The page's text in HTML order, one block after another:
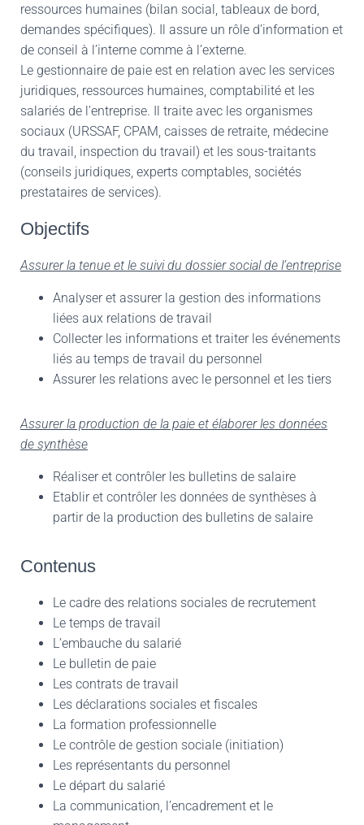
ressources humaines (bilan social, tableaux de bord,
demandes spécifiques). Il assure un rôle d’information et
de conseil à l’interne comme à l’externe.
Le gestionnaire de paie est en relation avec les services
juridiques, ressources humaines, comptabilité et les
salariés de l’entreprise. Il traite avec les organismes
sociaux (URSSAF, CPAM, caisses de retraite, médecine
du travail, inspection du travail) et les sous-traitants
(conseils juridiques, experts comptables, sociétés
prestataires de services).
Objectifs
Assurer la tenue et le suivi du dossier social de l’entreprise
Analyser et assurer la gestion des informations
liées aux relations de travail
Collecter les informations et traiter les événements
liés au temps de travail du personnel
Assurer les relations avec le personnel et les tiers
Assurer la production de la paie et élaborer les données
de synthèse
Réaliser et contrôler les bulletins de salaire
Etablir et contrôler les données de synthèses à
partir de la production des bulletins de salaire
Contenus
Le cadre des relations sociales de recrutement
Le temps de travail
L’embauche du salarié
Le bulletin de paie
Les contrats de travail
Les déclarations sociales et fiscales
La formation professionnelle
Le contrôle de gestion sociale (initiation)
Les représentants du personnel
Le départ du salarié
La communication, l’encadrement et le